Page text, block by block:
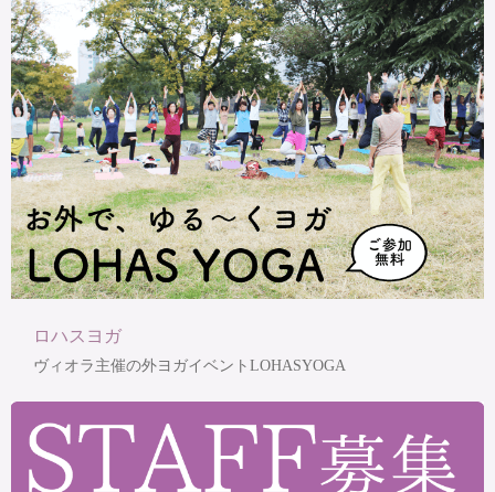
ロハスヨガ
ヴィオラ主催の外ヨガイベントLOHASYOGA